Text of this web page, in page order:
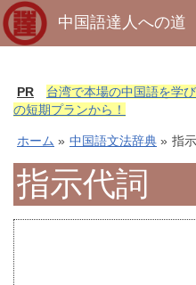
中国語達人への道
PR
台湾で本場の中国語を学
の短期プランから！
ホーム » 中国語文法辞典 » 指
指示代詞